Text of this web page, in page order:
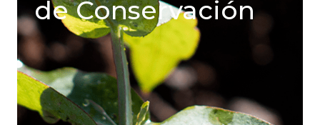
de Conservación